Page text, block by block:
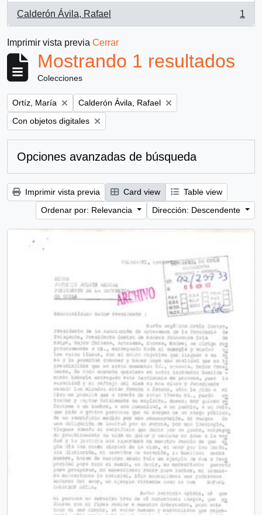
Calderón Ávila, Rafael
, 1 resultados
1
Imprimir vista previa Cerrar
Mostrando 1 resultados
Colecciones
Remove filter:
Ortíz, María Remove filter:
Calderón Ávila, Rafael
Remove filter:
Con objetos digitales
Opciones avanzadas de búsqueda
Imprimir vista previa Card view
Table view
Ordenar por: Relevancia
Dirección: Descendente